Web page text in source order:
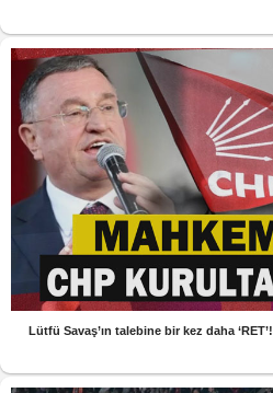
Lütfü Savaş’ın talebine bir kez daha ‘RET’!